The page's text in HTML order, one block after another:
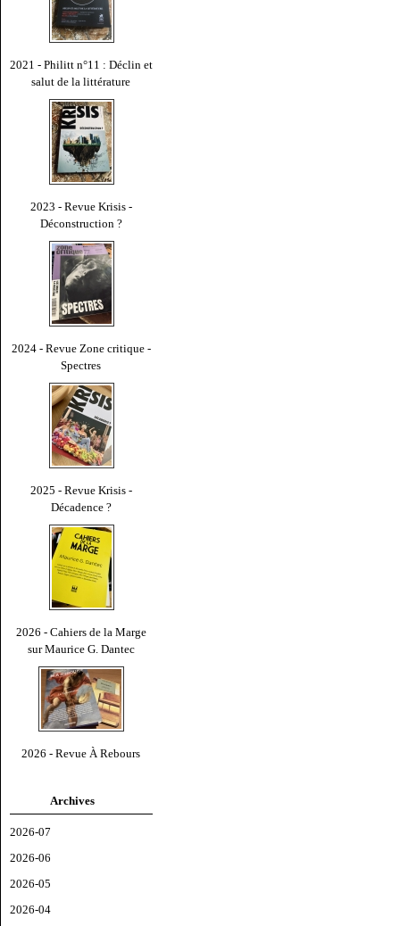
2021 - Philitt n°11 : Déclin et
salut de la littérature
2023 - Revue Krisis -
Déconstruction ?
2024 - Revue Zone critique -
Spectres
2025 - Revue Krisis -
Décadence ?
2026 - Cahiers de la Marge
sur Maurice G. Dantec
2026 - Revue À Rebours
Archives
2026-07
2026-06
2026-05
2026-04